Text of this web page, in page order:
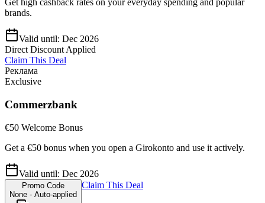
Get high cashback rates on your everyday spending and popular
brands.
Valid until: Dec 2026
Direct Discount Applied
Claim This Deal
Реклама
Exclusive
Commerzbank
€50 Welcome Bonus
Get a €50 bonus when you open a Girokonto and use it actively.
Valid until: Dec 2026
Promo Code
None - Auto-applied
Claim This Deal